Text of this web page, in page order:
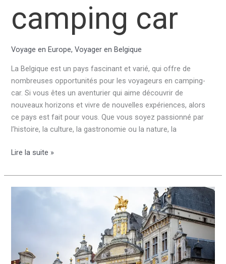
camping car
Voyage en Europe,Voyager en Belgique
La Belgique est un pays fascinant et varié, qui offre de
nombreuses opportunités pour les voyageurs en camping-
car. Si vous êtes un aventurier qui aime découvrir de
nouveaux horizons et vivre de nouvelles expériences, alors
ce pays est fait pour vous. Que vous soyez passionné par
l’histoire, la culture, la gastronomie ou la nature, la
Que
en
Belgique
Lire la suite »